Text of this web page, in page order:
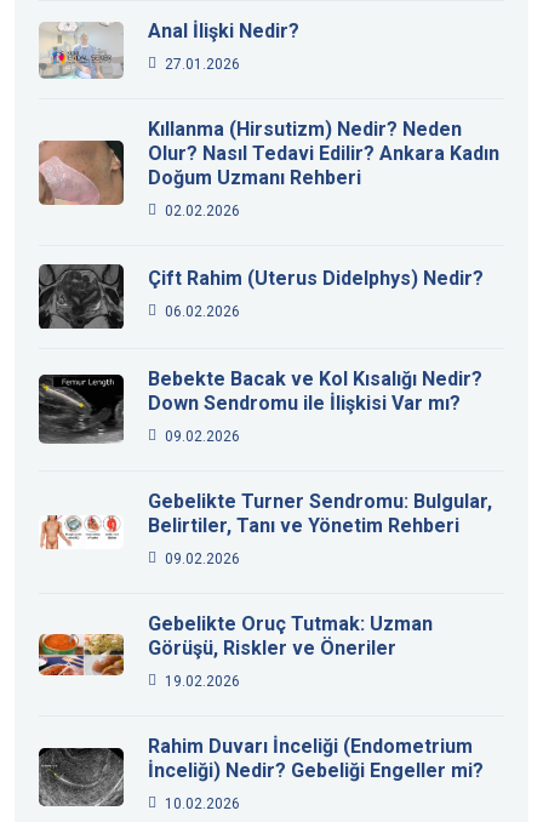
Anal İlişki Nedir?
27.01.2026
Kıllanma (Hirsutizm) Nedir? Neden
Olur? Nasıl Tedavi Edilir? Ankara Kadın
Doğum Uzmanı Rehberi
02.02.2026
Çift Rahim (Uterus Didelphys) Nedir?
06.02.2026
Bebekte Bacak ve Kol Kısalığı Nedir?
Down Sendromu ile İlişkisi Var mı?
09.02.2026
Gebelikte Turner Sendromu: Bulgular,
Belirtiler, Tanı ve Yönetim Rehberi
09.02.2026
Gebelikte Oruç Tutmak: Uzman
Görüşü, Riskler ve Öneriler
19.02.2026
Rahim Duvarı İnceliği (Endometrium
İnceliği) Nedir? Gebeliği Engeller mi?
10.02.2026